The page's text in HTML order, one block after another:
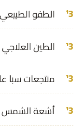
الطفو
الطين
منتجعات سبا
أشعة الشمس